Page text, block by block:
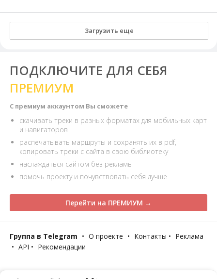
Загрузить еще
ПОДКЛЮЧИТЕ ДЛЯ СЕБЯ
ПРЕМИУМ
С премиум аккаунтом Вы сможете
скачивать треки в разных форматах для мобильных карт
и навигаторов
распечатывать маршруты и сохранять их в pdf,
копировать треки с сайта в свою библиотеку
наслаждаться сайтом без рекламы
помочь проекту и почувствовать себя лучше
Перейти на ПРЕМИУМ →
Группа в Telegram • О проекте • Контакты • Реклама
• API • Рекомендации